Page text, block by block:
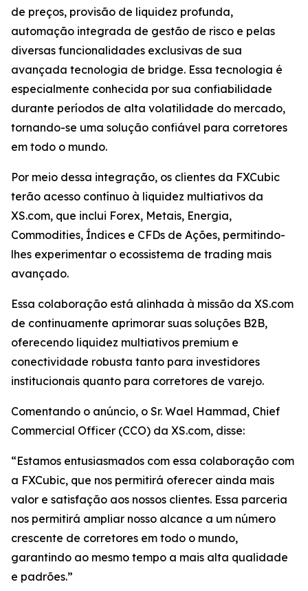
de preços, provisão de liquidez profunda,
automação integrada de gestão de risco e pelas
diversas funcionalidades exclusivas de sua
avançada tecnologia de bridge. Essa tecnologia é
especialmente conhecida por sua confiabilidade
durante períodos de alta volatilidade do mercado,
tornando-se uma solução confiável para corretores
em todo o mundo.
Por meio dessa integração, os clientes da FXCubic
terão acesso contínuo à liquidez multiativos da
XS.com, que inclui Forex, Metais, Energia,
Commodities, Índices e CFDs de Ações, permitindo-
lhes experimentar o ecossistema de trading mais
avançado.
Essa colaboração está alinhada à missão da XS.com
de continuamente aprimorar suas soluções B2B,
oferecendo liquidez multiativos premium e
conectividade robusta tanto para investidores
institucionais quanto para corretores de varejo.
Comentando o anúncio, o Sr. Wael Hammad, Chief
Commercial Officer (CCO) da XS.com, disse:
“Estamos entusiasmados com essa colaboração com
a FXCubic, que nos permitirá oferecer ainda mais
valor e satisfação aos nossos clientes. Essa parceria
nos permitirá ampliar nosso alcance a um número
crescente de corretores em todo o mundo,
garantindo ao mesmo tempo a mais alta qualidade
e padrões.”